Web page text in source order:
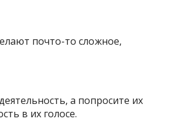
почто-то сложное,
а попросите их
в их голосе.